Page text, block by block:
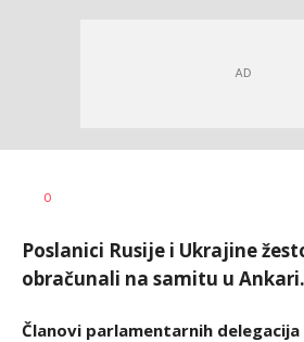
AUTOR
0
Poslanici Rusije i Ukrajine
obračunali na samitu u Ankari.
Članovi parlamentarnih delegacija